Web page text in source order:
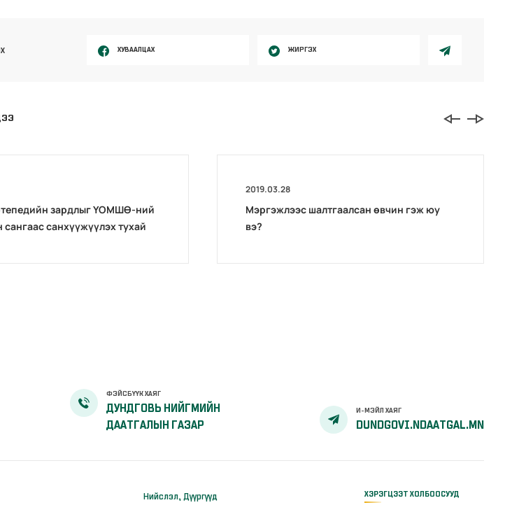
ХУВААЛЦАХ ЖИРГЭХ
зардлыг ҮОМШӨ-ний
сангаас санхүүжүүлэх тухай
2019.03.28
Мэргэжлээс шалтгаалсан өвчин гэж юу
вэ?
ФЭЙСБҮҮК ХАЯГ
ДУНДГОВЬ НИЙГМИЙН
ДААТГАЛЫН ГАЗАР
И-МЭЙЛ ХАЯГ
DUNDGOVI.NDAATGAL.MN
Нийслэл, Дүүргүүд ХЭРЭГЦЭЭТ ХОЛБООСУУД